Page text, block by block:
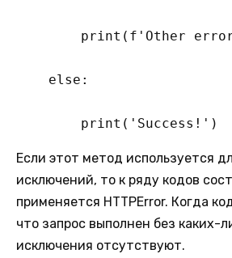
print(f'Other error
else:
print('Success!')
Если этот метод используется
исключений, то к ряду кодов
применяется HTTPError. Когда
что запрос выполнен без каких-
исключения отсутствуют.